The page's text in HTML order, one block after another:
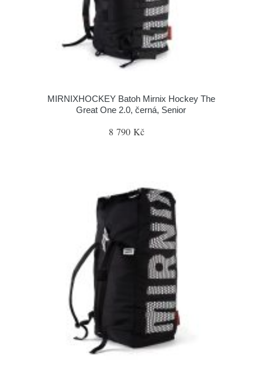
MIRNIXHOCKEY Batoh Mirnix Hockey The
Great One 2.0, černá, Senior
8 790 Kč